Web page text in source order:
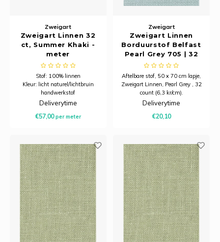
Zweigart
Zweigart Linnen 32
ct, Summer Khaki -
meter
Stof: 100% linnen
Kleur: licht naturel/lichtbruin
handwerkstof
Draden: 12,6 draden per
Deliverytime
€57,00per meter
Zweigart
Zweigart Linnen
Borduurstof Belfast
Pearl Grey 705 | 32
Count (12,6/cm) |
Stuk 50 x 70 cm
Aftelbare stof, 50 x 70 cm lapje,
Zweigart Linnen, Pearl Grey , 32
count (6,3 kr/cm).
Deliverytime
€20,10